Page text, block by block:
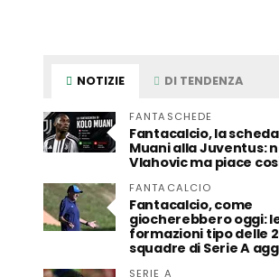
NOTIZIE DI TENDENZA
FANTASCHEDE
Fantacalcio, la
Muani alla Juventus:
Vlahovic ma piace
FANTACALCIO
Fantacalcio, come
giocherebbero oggi:
formazioni tipo delle
squadre di Serie A
SERIE A